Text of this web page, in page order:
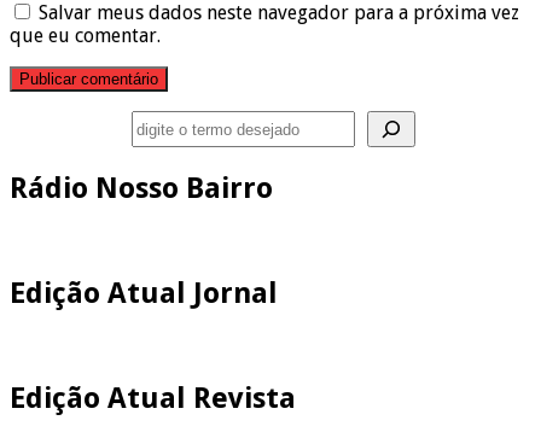
Salvar meus dados neste navegador para a próxima vez
que eu comentar.
Rádio Nosso Bairro
Edição Atual Jornal
Edição Atual Revista